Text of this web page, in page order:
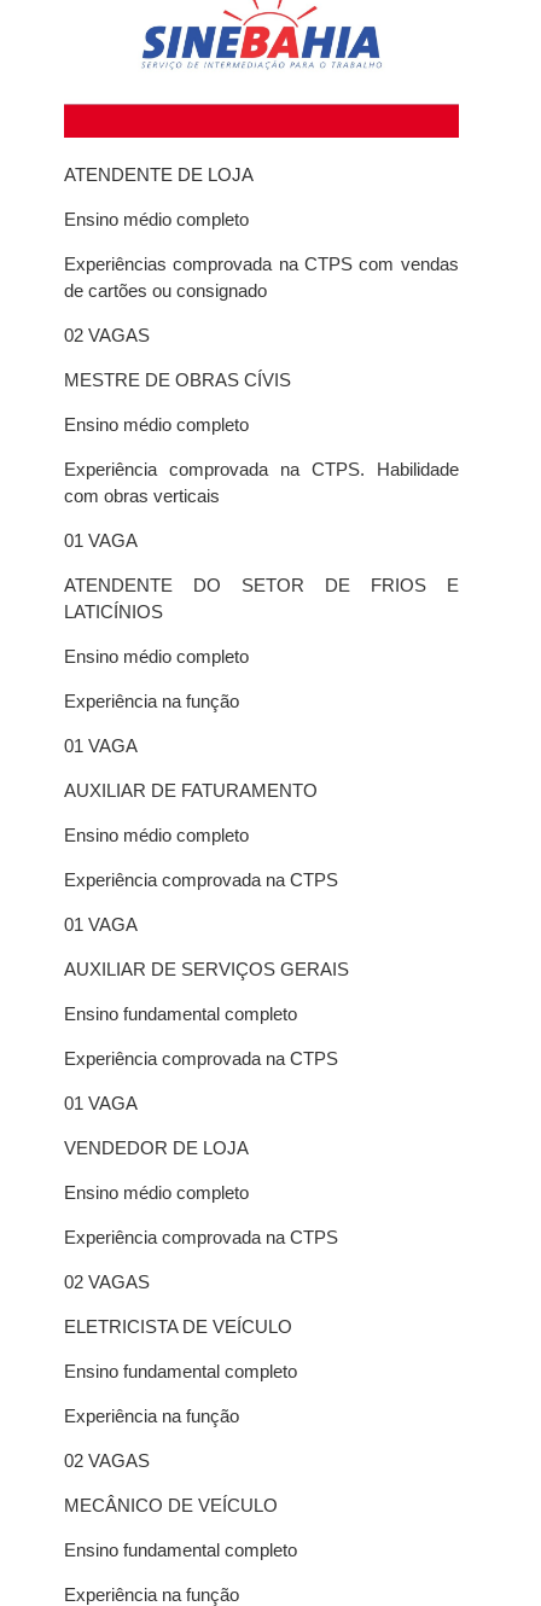
ATENDENTE DE LOJA
Ensino médio completo
Experiências comprovada na CTPS com vendas
de cartões ou consignado
02 VAGAS
MESTRE DE OBRAS CÍVIS
Ensino médio completo
Experiência comprovada na CTPS. Habilidade
com obras verticais
01 VAGA
ATENDENTE DO SETOR DE FRIOS E
LATICÍNIOS
Ensino médio completo
Experiência na função
01 VAGA
AUXILIAR DE FATURAMENTO
Ensino médio completo
Experiência comprovada na CTPS
01 VAGA
AUXILIAR DE SERVIÇOS GERAIS
Ensino fundamental completo
Experiência comprovada na CTPS
01 VAGA
VENDEDOR DE LOJA
Ensino médio completo
Experiência comprovada na CTPS
02 VAGAS
ELETRICISTA DE VEÍCULO
Ensino fundamental completo
Experiência na função
02 VAGAS
MECÂNICO DE VEÍCULO
Ensino fundamental completo
Experiência na função